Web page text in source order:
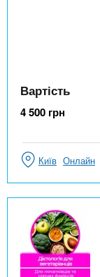
Вартість
4 500 грн
Київ Онлайн